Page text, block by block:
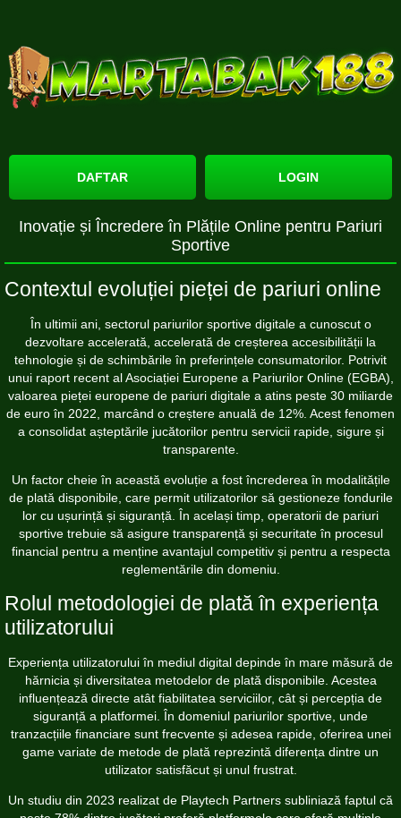
DAFTAR LOGIN
Inovație și Încredere în Plățile Online pentru Pariuri
Sportive
Contextul evoluției pieței de pariuri online
În ultimii ani, sectorul pariurilor sportive digitale a cunoscut o
dezvoltare accelerată, accelerată de creșterea accesibilității la
tehnologie și de schimbările în preferințele consumatorilor. Potrivit
unui raport recent al Asociației Europene a Pariurilor Online (EGBA),
valoarea pieței europene de pariuri digitale a atins peste 30 miliarde
de euro în 2022, marcând o creștere anuală de 12%. Acest fenomen
a consolidat așteptările jucătorilor pentru servicii rapide, sigure și
transparente.
Un factor cheie în această evoluție a fost încrederea în modalitățile
de plată disponibile, care permit utilizatorilor să gestioneze fondurile
lor cu ușurință și siguranță. În același timp, operatorii de pariuri
sportive trebuie să asigure transparență și securitate în procesul
financial pentru a menține avantajul competitiv și pentru a respecta
reglementările din domeniu.
Rolul metodologiei de plată în experiența
utilizatorului
Experiența utilizatorului în mediul digital depinde în mare măsură de
hărnicia și diversitatea metodelor de plată disponibile. Acestea
influențează directe atât fiabilitatea serviciilor, cât și percepția de
siguranță a platformei. În domeniul pariurilor sportive, unde
tranzacțiile financiare sunt frecvente și adesea rapide, oferirea unei
game variate de metode de plată reprezintă diferența dintre un
utilizator satisfăcut și unul frustrat.
Un studiu din 2023 realizat de Playtech Partners subliniază faptul că